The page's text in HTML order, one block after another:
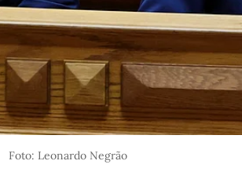
Foto: Leonardo Negrão